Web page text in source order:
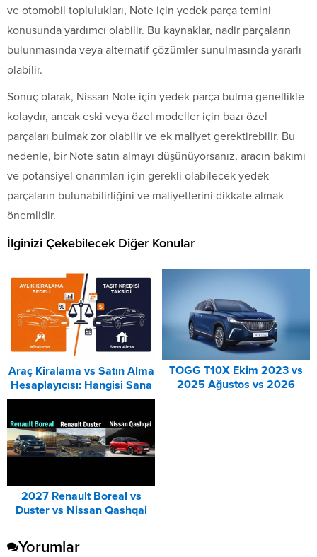
ve otomobil toplulukları, Note için yedek parça temini
konusunda yardımcı olabilir. Bu kaynaklar, nadir parçaların
bulunmasında veya alternatif çözümler sunulmasında yararlı
olabilir.
Sonuç olarak, Nissan Note için yedek parça bulma genellikle
kolaydır, ancak eski veya özel modeller için bazı özel
parçaları bulmak zor olabilir ve ek maliyet gerektirebilir. Bu
nedenle, bir Note satın almayı düşünüyorsanız, aracın bakımı
ve potansiyel onarımları için gerekli olabilecek yedek
parçaların bulunabilirliğini ve maliyetlerini dikkate almak
önemlidir.
İlginizi Çekebilecek Diğer Konular
Araç Kiralama vs Satın Alma
Hesaplayıcısı: Hangisi Sana
Uygun? – 2026
TOGG T10X Ekim 2023 vs
2025 Ağustos vs 2026
2027 Renault Boreal vs
Duster vs Nissan Qashqai
Yorumlar